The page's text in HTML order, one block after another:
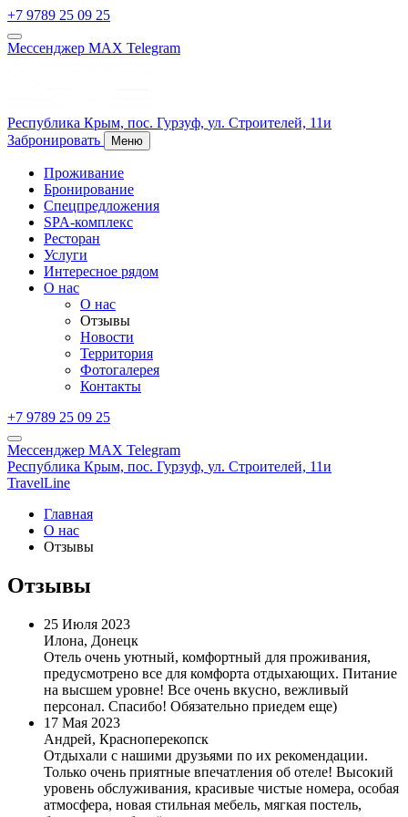
+7 9789 25 09 25
Мессенджер MAX Telegram
Республика Крым, пос. Гурзуф, ул. Строителей, 11и
Забронировать
Меню
Проживание
Бронирование
Спецпредложения
SPA-комплекс
Ресторан
Услуги
Интересное рядом
О нас
О нас
Отзывы
Новости
Территория
Фотогалерея
Контакты
+7 9789 25 09 25
Мессенджер MAX Telegram
Республика Крым, пос. Гурзуф, ул. Строителей, 11и
TravelLine
Главная
О нас
Отзывы
Отзывы
25 Июля 2023
Илона, Донецк
Отель очень уютный, комфортный для проживания,
предусмотрено все для комфорта отдыхающих. Питание
на высшем уровне! Все очень вкусно, вежливый
персонал. Спасибо! Обязательно приедем еще)
17 Мая 2023
Андрей, Красноперекопск
Отдыхали с нашими друзьями по их рекомендации.
Только очень приятные впечатления об отеле! Высокий
уровень обслуживания, красивые чистые номера, особая
атмосфера, новая стильная мебель, мягкая постель,